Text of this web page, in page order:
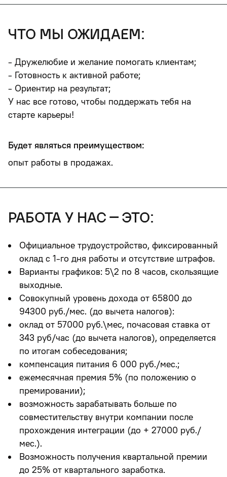
что мы ожидаем:
- Дружелюбие и желание помогать клиентам;
- Готовность к активной работе;
- Ориентир на результат;
У нас все готово, чтобы поддержать тебя на
старте карьеры!
Будет являться преимуществом:
опыт работы в продажах.
работа у нас – это:
Официальное трудоустройство, фиксированный
оклад с 1-го дня работы и отсутствие штрафов.
Варианты графиков: 5\2 по 8 часов, скользящие
выходные.
Совокупный уровень дохода от 65800 до
94300 руб./мес. (до вычета налогов):
оклад от 57000 руб.\мес, почасовая ставка от
343 руб/час (до вычета налогов), определяется
по итогам собеседования;
компенсация питания 6 000 руб./мес.;
ежемесячная премия 5% (по положению о
премировании);
возможность зарабатывать больше по
совместительству внутри компании после
прохождения интеграции (до + 27000 руб./
мес.).
Возможность получения квартальной премии
до 25% от квартального заработка.